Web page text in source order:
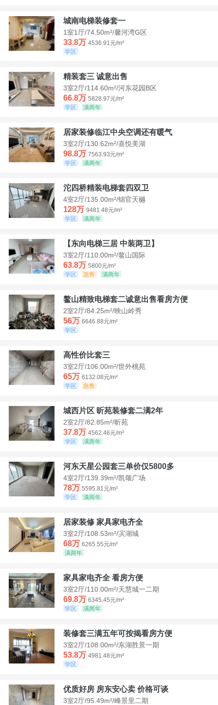
城南电梯装修套一
1室1厅/74.50m²/馨河湾G区
33.8万 4536.91元/m²
学区
精装套三 诚意出售
3室2厅/114.60m²/河东花园B区
66.8万 5828.97元/m²
学区
满两年
居家装修临江中央空调还有暖气
3室2厅/130.62m²/喜悦美湖
98.8万 7563.93元/m²
学区
满两年
沱四桥精装电梯套四双卫
4室2厅/135.00m²/锦官天樾
128万 9481.48元/m²
学区
满两年
【东向电梯三居 中装两卫】
3室2厅/110.00m²/鳌山国际
63.8万 5800元/m²
学区
急售 满两年
鳌山精致电梯套二诚意出售看房方便
2室2厅/84.25m²/映山岭秀
56万 6646.88元/m²
学区
高性价比套三
3室2厅/106.00m²/世外桃苑
65万 6132.08元/m²
学区
急售
城西片区 昕苑装修套二满2年
2室2厅/82.85m²/昕苑
37.8万 4562.46元/m²
学区
满两年
河东天星公园套三单价仅5800多
4室2厅/139.39m²/凯颂广场
78万 5595.81元/m²
学区
满两年
居家装修 家具家电齐全
3室2厅/108.53m²/滨湖城
68万 6265.55元/m²
满两年
家具家电齐全 看房方便
3室2厅/110.00m²/天慧城一二期
69.8万 6345.45元/m²
学区
满两年
装修套三满五年可按揭看房方便
3室2厅/108.00m²/东湖胜景一期
53.8万 4981.48元/m²
学区
优质好房 房东安心卖 价格可谈
3室2厅/95.49m²/峰景里二期